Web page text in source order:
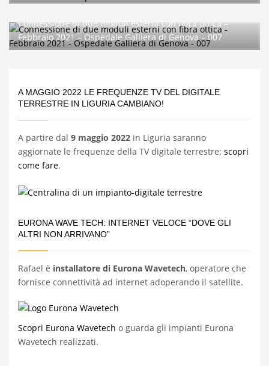
Connessione di due moduli esterni con fibra ottica –
Febbraio 2021 – Ospedale Galliera di Genova – 007
A MAGGIO 2022 LE FREQUENZE TV DEL DIGITALE
TERRESTRE IN LIGURIA CAMBIANO!
A partire dal 9 maggio 2022 in Liguria saranno
aggiornate le frequenze della TV digitale terrestre: scopri
come fare.
EURONA WAVE TECH: INTERNET VELOCE “DOVE GLI
ALTRI NON ARRIVANO”
Rafael è installatore di Eurona Wavetech, operatore che
fornisce connettività ad internet adoperando il satellite.
Scopri Eurona Wavetech o guarda gli impianti Eurona
Wavetech realizzati.